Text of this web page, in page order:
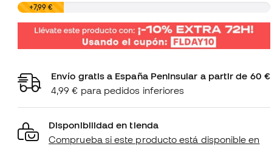
0,00 €+7,99 €
Envío gratis a España Peninsular a partir de 60 €
4,99 € para pedidos inferiores
Disponibilidad en tienda
Comprueba si este producto está disponible en